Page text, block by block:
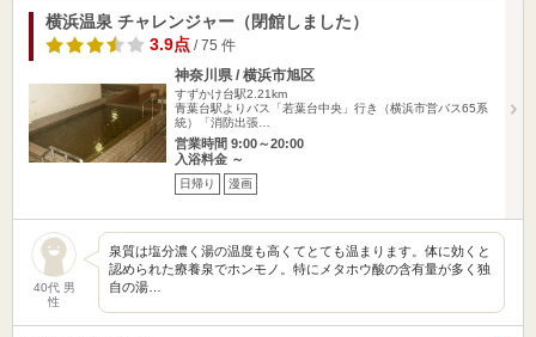
横浜温泉 チャレンジャー（閉館しました）
3.9点 / 75 件
神奈川県 / 横浜市旭区
すずかけ台駅2.21km
青葉台駅よりバス「若葉台中央」行き（横浜市営バス65系
統）「消防出張…
営業時間 9:00～20:00
入浴料金 ～
日帰り 漫画
40代 男
性
泉質は塩分濃く湯の温度も高くてとても温まります。体に効くと
認められた療養泉でホンモノ。特にメタホウ酸の含有量が多く独
自の湯…